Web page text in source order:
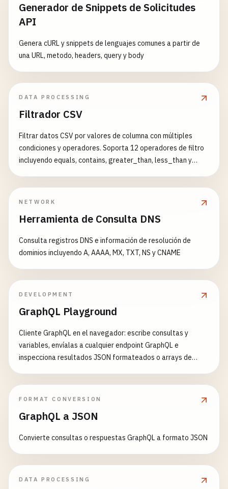
Generador de Snippets de Solicitudes
API
Genera cURL y snippets de lenguajes comunes a partir de
una URL, metodo, headers, query y body
DATA PROCESSING
Filtrador CSV
Filtrar datos CSV por valores de columna con múltiples
condiciones y operadores. Soporta 12 operadores de filtro
incluyendo equals, contains, greater_than, less_than y
"greater_equal", "value": "80"}] [{"column": "nombre",
"operator": "is_not_empty"}]
NETWORK
Herramienta de Consulta DNS
Consulta registros DNS e información de resolución de
dominios incluyendo A, AAAA, MX, TXT, NS y CNAME
DEVELOPMENT
GraphQL Playground
Cliente GraphQL en el navegador: escribe consultas y
variables, envíalas a cualquier endpoint GraphQL e
inspecciona resultados JSON formateados o arrays de
FORMAT CONVERSION
GraphQL a JSON
Convierte consultas o respuestas GraphQL a formato JSON
DATA PROCESSING